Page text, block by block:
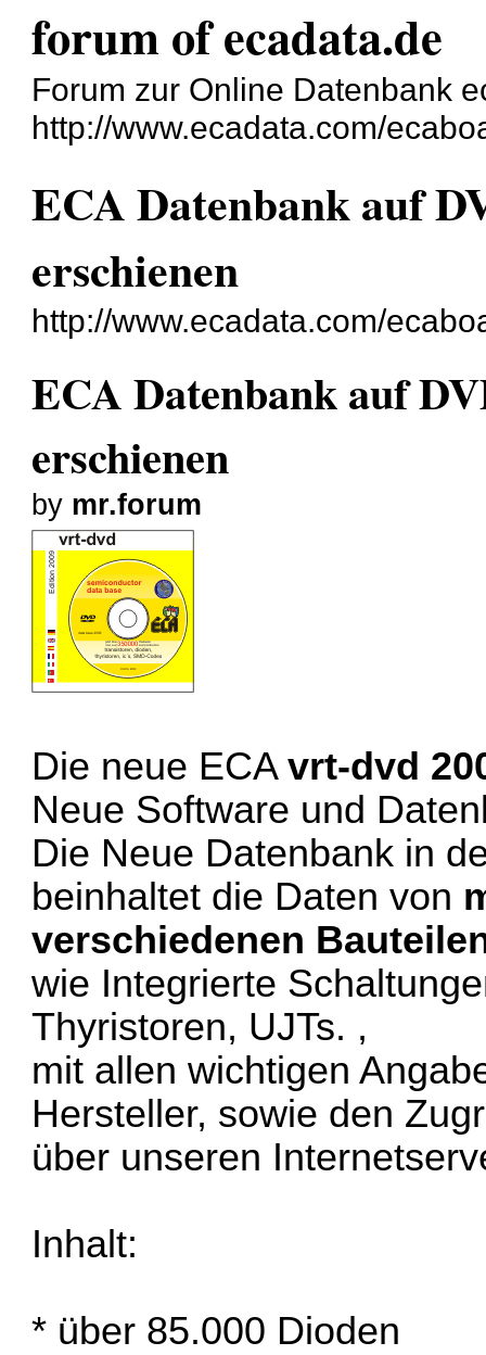
forum of ecadata.de
Forum zur Online Datenbank
http://www.ecadata.com/
ECA Datenbank auf
erschienen
http://www.ecadata.com/
ECA Datenbank auf
erschienen
by mr.forum
Die neue ECAvrt-dvd
Neue Software und
Die Neue Datenbank in
beinhaltet die Daten von
verschiedenen
wie Integrierte
Thyristoren, UJTs. ,
mit allen wichtigen
Hersteller, sowie den
über unseren
Inhalt:
* über 85.000 Dioden